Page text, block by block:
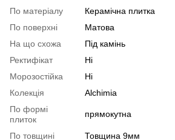
По матеріалу
Керамічна плитка
По поверхні
Матова
На що схожа
Під камінь
Ректифікат
Ні
Морозостійка
Ні
Колекція
Alchimia
По формі
плиток
прямокутна
По товщині
Товщина 9мм